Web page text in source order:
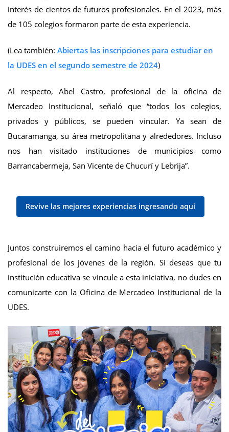
interés de cientos de futuros profesionales. En el 2023, más
de 105 colegios formaron parte de esta experiencia.
(Lea también: Abiertas las inscripciones para estudiar en
la UDES en el segundo semestre de 2024)
Al respecto, Abel Castro, profesional de la oficina de
Mercadeo Institucional, señaló que “todos los colegios,
privados y públicos, se pueden vincular. Ya sean de
Bucaramanga, su área metropolitana y alrededores. Incluso
nos han visitado instituciones de municipios como
Barrancabermeja, San Vicente de Chucurí y Lebrija”.
Revive las mejores experiencias ingresando aquí
Juntos construiremos el camino hacia el futuro académico y
profesional de los jóvenes de la región. Si deseas que tu
institución educativa se vincule a esta iniciativa, no dudes en
comunicarte con la Oficina de Mercadeo Institucional de la
UDES.